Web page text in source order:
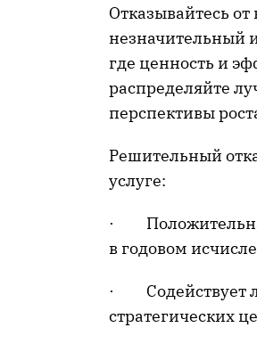
Отказывайтесь
незначительный
где ценность и
распределяйте
перспективы
Решительный
услуге:
· Положительна
в годовом
· Содействует
стратегических